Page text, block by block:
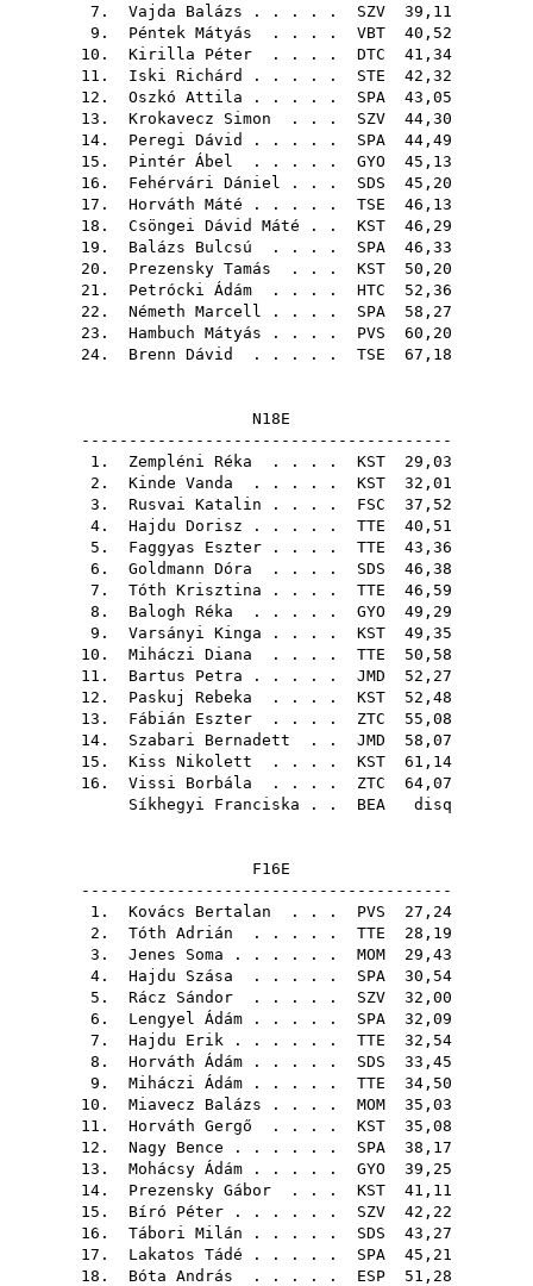
7. Vajda Balázs . . . . . SZV 39,11
9. Péntek Mátyás . . . . VBT 40,52
10. Kirilla Péter . . . . DTC 41,34
11. Iski Richárd . . . . . STE 42,32
12. Oszkó Attila . . . . . SPA 43,05
13. Krokavecz Simon . . . SZV 44,30
14. Peregi Dávid . . . . . SPA 44,49
15. Pintér Ábel . . . . . GYO 45,13
16. Fehérvári Dániel . . . SDS 45,20
17. Horváth Máté . . . . . TSE 46,13
18. Csöngei Dávid Máté . . KST 46,29
19. Balázs Bulcsú . . . . SPA 46,33
20. Prezensky Tamás . . . KST 50,20
21. Petrócki Ádám . . . . HTC 52,36
22. Németh Marcell . . . . SPA 58,27
23. Hambuch Mátyás . . . . PVS 60,20
24. Brenn Dávid . . . . . TSE 67,18
N18E
---------------------------------------
1. Zempléni Réka . . . . KST 29,03
2. Kinde Vanda . . . . . KST 32,01
3. Rusvai Katalin . . . . FSC 37,52
4. Hajdu Dorisz . . . . . TTE 40,51
5. Faggyas Eszter . . . . TTE 43,36
6. Goldmann Dóra . . . . SDS 46,38
7. Tóth Krisztina . . . . TTE 46,59
8. Balogh Réka . . . . . GYO 49,29
9. Varsányi Kinga . . . . KST 49,35
10. Miháczi Diana . . . . TTE 50,58
11. Bartus Petra . . . . . JMD 52,27
12. Paskuj Rebeka . . . . KST 52,48
13. Fábián Eszter . . . . ZTC 55,08
14. Szabari Bernadett . . JMD 58,07
15. Kiss Nikolett . . . . KST 61,14
16. Vissi Borbála . . . . ZTC 64,07
Síkhegyi Franciska . . BEA disq
F16E
---------------------------------------
1. Kovács Bertalan . . . PVS 27,24
2. Tóth Adrián . . . . . TTE 28,19
3. Jenes Soma . . . . . . MOM 29,43
4. Hajdu Szása . . . . . SPA 30,54
5. Rácz Sándor . . . . . SZV 32,00
6. Lengyel Ádám . . . . . SPA 32,09
7. Hajdu Erik . . . . . . TTE 32,54
8. Horváth Ádám . . . . . SDS 33,45
9. Miháczi Ádám . . . . . TTE 34,50
10. Miavecz Balázs . . . . MOM 35,03
11. Horváth Gergő . . . . KST 35,08
12. Nagy Bence . . . . . . SPA 38,17
13. Mohácsy Ádám . . . . . GYO 39,25
14. Prezensky Gábor . . . KST 41,11
15. Bíró Péter . . . . . . SZV 42,22
16. Tábori Milán . . . . . SDS 43,27
17. Lakatos Tádé . . . . . SPA 45,21
18. Bóta András . . . . . ESP 51,28